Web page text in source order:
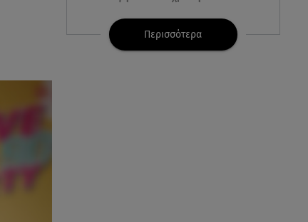
07.08.26 , 21:17
Κλήρωση Eurojackpot
Περισσότερα